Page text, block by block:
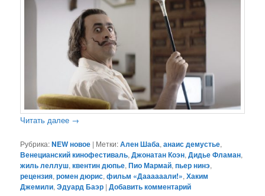
Читать далее →
Рубрика:NEW новое | Метки:Ален Шаба,анаис демустье,
Венецианский кинофестиваль,Джонатан Коэн,Дидье Фламан,
жиль леллуш,квентин дюпье,Пио Мармай,пьер нинэ,
рецензия,ромен дюрис,фильм «Даааааали!»,Хаким
Джемили,Эдуард Баэр |Добавить комментарий